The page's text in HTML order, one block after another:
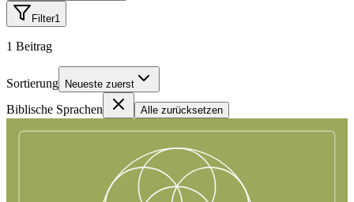
Filter1
1 Beitrag
Sortierung Neueste zuerst
Biblische Sprachen Alle zurücksetzen